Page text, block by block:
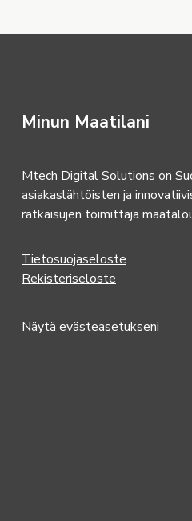
Minun Maatilani
Mtech Digital Solutions on
asiakaslähtöisten ja
ratkaisujen toimittaja
Tietosuojaseloste
Rekisteriseloste
Näytä evästeasetukseni